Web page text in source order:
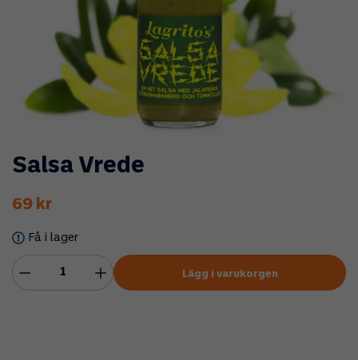
Salsa Vrede
69 kr
Få i lager
Lägg i varukorgen